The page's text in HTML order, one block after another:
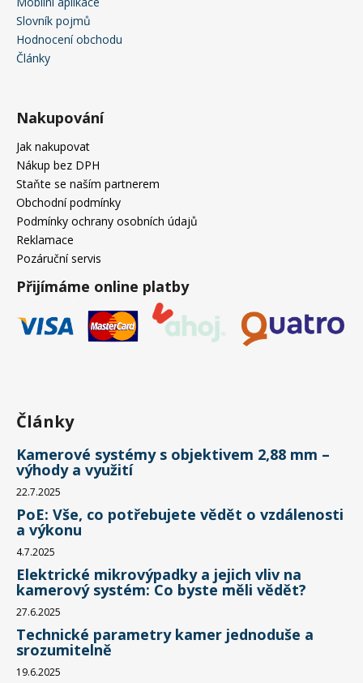
Slovník pojmů
Hodnocení obchodu
Články
Nakupování
Jak nakupovat
Nákup bez DPH
Staňte se naším partnerem
Obchodní podmínky
Podmínky ochrany osobních údajů
Reklamace
Pozáruční servis
Přijímáme online platby
Články
Kamerové systémy s objektivem 2,88 mm –
výhody a využití
22.7.2025
PoE: Vše, co potřebujete vědět o vzdálenosti
a výkonu
4.7.2025
Elektrické mikrovýpadky a jejich vliv na
kamerový systém: Co byste měli vědět?
27.6.2025
Technické parametry kamer jednoduše a
srozumitelně
19.6.2025